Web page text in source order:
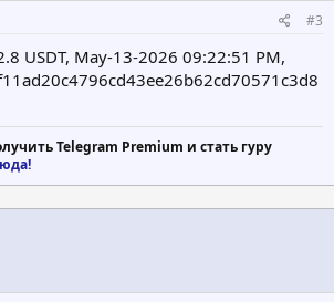
#3
USDT, May-13-2026 09:22:51 PM,
Telegram Premium и стать гуру